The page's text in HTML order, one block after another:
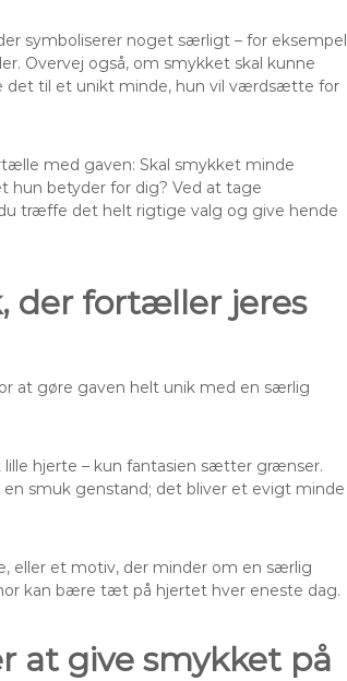
symboliserer noget særligt – for eksempel
Overvej også, om smykket skal kunne
det til et unikt minde, hun vil værdsætte for
med gaven: Skal smykket minde
hun betyder for dig? Ved at tage
træffe det helt rigtige valg og give hende
der fortæller jeres
at gøre gaven helt unik med en særlig
hjerte – kun fantasien sætter grænser.
smuk genstand; det bliver et evigt minde
eller et motiv, der minder om en særlig
kan bære tæt på hjertet hver eneste dag.
at give smykket på